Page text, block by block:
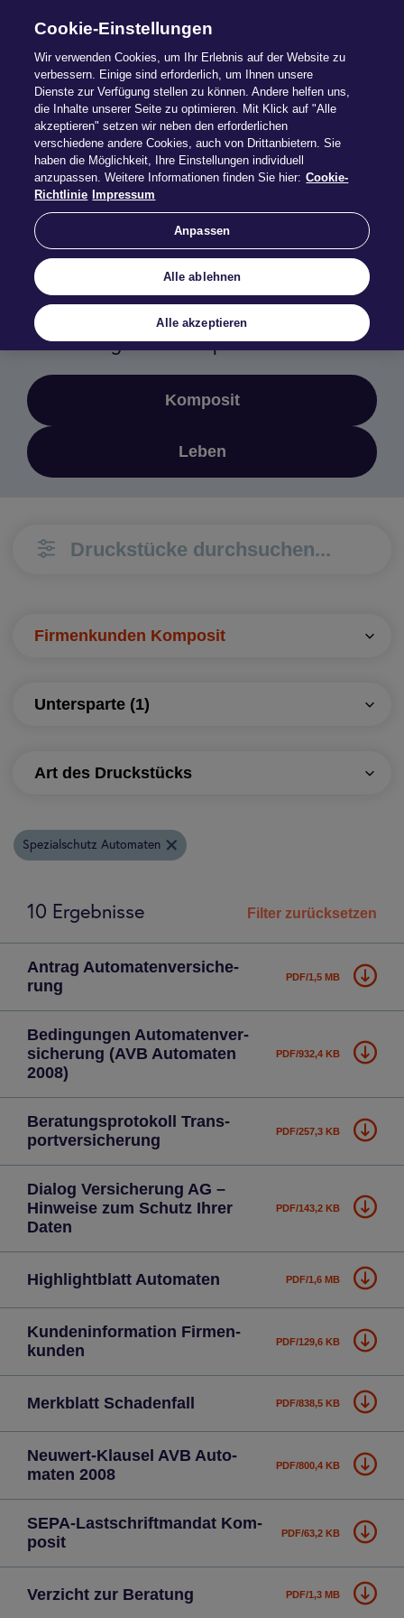
Druck­stücke
Laden Sie Druckstücke wie Anträge,
Leistungsübersichten, IPID oder Highlightblätter
bequem herunter.
Nutzen Sie die folgenden Buttons, die
Filterfunktionen oder das Suchfeld, um das
passende Dokument rasch zu finden.
Ihr Einstieg über die Sparte:
Komposit
Leben
Suchen
Firmenkunden Komposit
Untersparte (1)
Art des Druckstücks
Spezialschutz Automaten
10 Ergebnisse Filter zurücksetzen
Antrag Auto­ma­ten­ver­si­che­
rung
PDF/1,5 MB
Bedin­gun­gen Auto­ma­ten­ver­
si­che­rung (AVB Auto­ma­ten
2008)
PDF/932,4 KB
Bera­tungs­pro­to­koll Trans­
port­ver­si­che­rung
PDF/257,3 KB
Dia­log Ver­si­che­rung AG –
Hin­weise zum Schutz Ihrer
Daten
PDF/143,2 KB
High­light­blatt Auto­ma­ten PDF/1,6 MB
Kun­den­in­for­ma­tion Fir­men­
kun­den
PDF/129,6 KB
Merk­blatt Scha­den­fall PDF/838,5 KB
Neu­wert-Klau­sel AVB Auto­
ma­ten 2008
PDF/800,4 KB
SEPA-Last­schrift­man­dat Kom­
po­sit
PDF/63,2 KB
Ver­zicht zur Bera­tung PDF/1,3 MB
Cookie-Einstellungen
Wir verwenden Cookies, um Ihr Erlebnis auf der Website zu
verbessern. Einige sind erforderlich, um Ihnen unsere
Dienste zur Verfügung stellen zu können. Andere helfen uns,
die Inhalte unserer Seite zu optimieren. Mit Klick auf "Alle
akzeptieren" setzen wir neben den erforderlichen
verschiedene andere Cookies, auch von Drittanbietern. Sie
haben die Möglichkeit, Ihre Einstellungen individuell
anzupassen. Weitere Informationen finden Sie hier: Cookie-
Richtlinie Impressum
Anpassen
Alle ablehnen
Alle akzeptieren